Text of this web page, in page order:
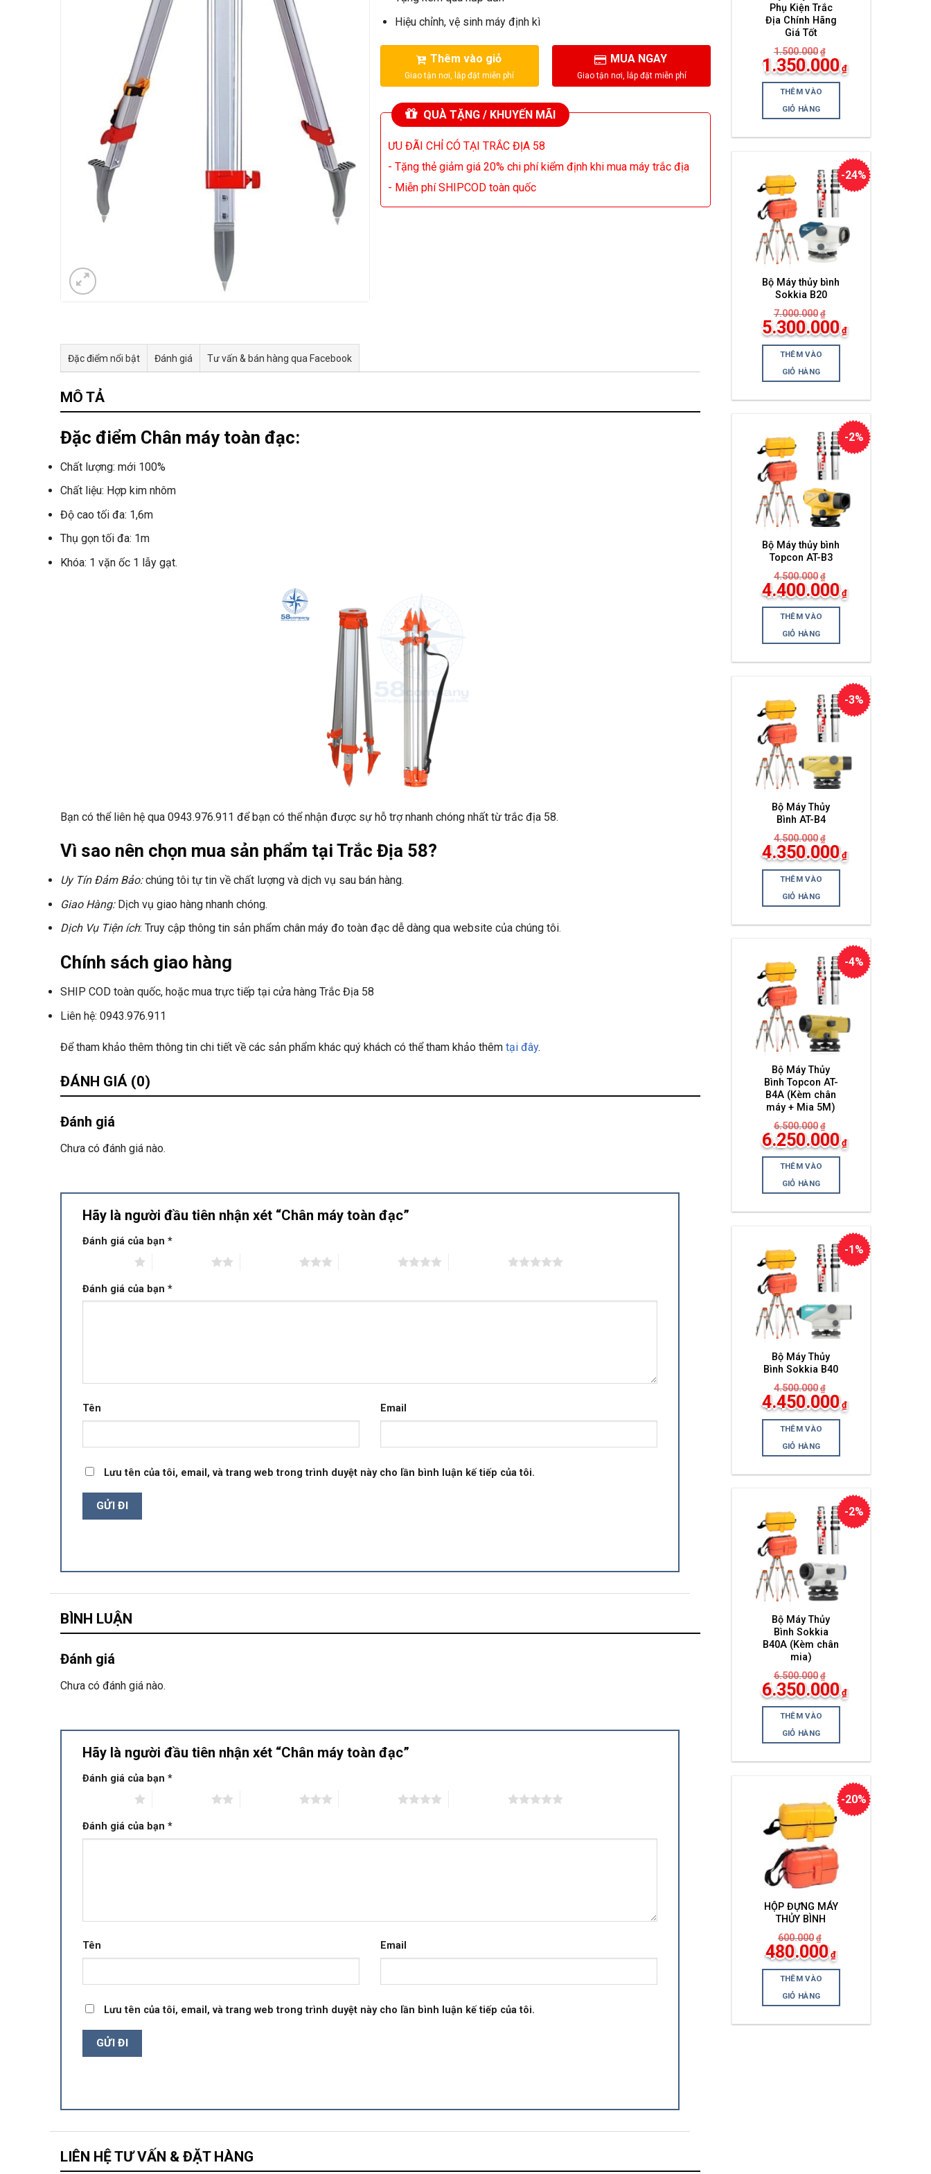
Phụ Kiện Trắc
Địa Chính Hãng
Giá Tốt
1.500.000 ₫
Giá
gốc
là:
1.500.000₫.
1.350.000 ₫
Giá
hiện
tại
là:
1.350.000₫.
THÊM VÀO
GIỎ HÀNG
-24%
Bộ Máy thủy bình
Sokkia B20
7.000.000 ₫
Giá
gốc
là:
7.000.000₫.
5.300.000 ₫
Giá
hiện
tại
là:
5.300.000₫.
THÊM VÀO
GIỎ HÀNG
-2%
Bộ Máy thủy bình
Topcon AT-B3
4.500.000 ₫
Giá
gốc
là:
4.500.000₫.
4.400.000 ₫
Giá
hiện
tại
là:
4.400.000₫.
THÊM VÀO
GIỎ HÀNG
-3%
Bộ Máy Thủy
Bình AT-B4
4.500.000 ₫
Giá
gốc
là:
4.500.000₫.
4.350.000 ₫
Giá
hiện
tại
là:
4.350.000₫.
THÊM VÀO
GIỎ HÀNG
-4%
Bộ Máy Thủy
Bình Topcon AT-
B4A (Kèm chân
máy + Mia 5M)
6.500.000 ₫
Giá
gốc
là:
6.500.000₫.
6.250.000 ₫
Giá
hiện
tại
là:
6.250.000₫.
THÊM VÀO
GIỎ HÀNG
-1%
Bộ Máy Thủy
Bình Sokkia B40
4.500.000 ₫
Giá
gốc
là:
4.500.000₫.
4.450.000 ₫
Giá
hiện
tại
là:
4.450.000₫.
THÊM VÀO
GIỎ HÀNG
-2%
Bộ Máy Thủy
Bình Sokkia
B40A (Kèm chân
mia)
6.500.000 ₫
Giá
gốc
là:
6.500.000₫.
6.350.000 ₫
Giá
hiện
tại
là:
6.350.000₫.
THÊM VÀO
GIỎ HÀNG
-20%
HỘP ĐỰNG MÁY
THỦY BÌNH
600.000 ₫
Giá
gốc
là:
600.000₫.
480.000 ₫hiện
tại
THÊM VÀO
GIỎ HÀNG
Hiệu chỉnh, vệ sinh máy định kì
Thêm vào giỏ MUA NGAY
QUÀ TẶNG / KHUYẾN MÃI
ƯU ĐÃI CHỈ CÓ TẠI TRẮC ĐỊA 58
- Tặng thẻ giảm giá 20% chi phí kiểm định khi mua máy trắc địa
- Miễn phí SHIPCOD toàn quốc
Đặc điểm nổi bật Đánh giá Tư vấn & bán hàng qua Facebook
MÔ TẢ
Đặc điểm Chân máy toàn đạc:
Chất lượng: mới 100%
Chất liệu: Hợp kim nhôm
Độ cao tối đa: 1,6m
Thụ gọn tối đa: 1m
Khóa: 1 vặn ốc 1 lẫy gạt.
Bạn có thể liên hệ qua 0943.976.911 để bạn có thể nhận được sự hỗ trợ nhanh chóng nhất từ trắc địa 58.
Vì sao nên chọn mua sản phẩm tại Trắc Địa 58?
Uy Tín Đảm Bảo:chúng tôi tự tin về chất lượng và dịch vụ sau bán hàng.
Giao Hàng: Dịch vụ giao hàng nhanh chóng.
Dịch Vụ Tiện ích: Truy cập thông tin sản phẩm chân máy đo toàn đạc dễ dàng qua website của chúng tôi.
Chính sách giao hàng
SHIP COD toàn quốc, hoặc mua trực tiếp tại cửa hàng Trắc Địa 58
Liên hệ: 0943.976.911
Để tham khảo thêm thông tin chi tiết về các sản phẩm khác quý khách có thể tham khảo thêm tại đây.
ĐÁNH GIÁ (0)
Đánh giá
Chưa có đánh giá nào.
Hãy là người đầu tiên nhận xét “Chân máy toàn đạc”
Đánh giá của bạn *
Đánh giá của bạn *
Tên Email
Lưu tên của tôi, email, và trang web trong trình duyệt này cho lần bình luận kế tiếp của tôi.
BÌNH LUẬN
Đánh giá
Chưa có đánh giá nào.
Hãy là người đầu tiên nhận xét “Chân máy toàn đạc”
Đánh giá của bạn *
Đánh giá của bạn *
Tên Email
Lưu tên của tôi, email, và trang web trong trình duyệt này cho lần bình luận kế tiếp của tôi.
LIÊN HỆ TƯ VẤN & ĐẶT HÀNG